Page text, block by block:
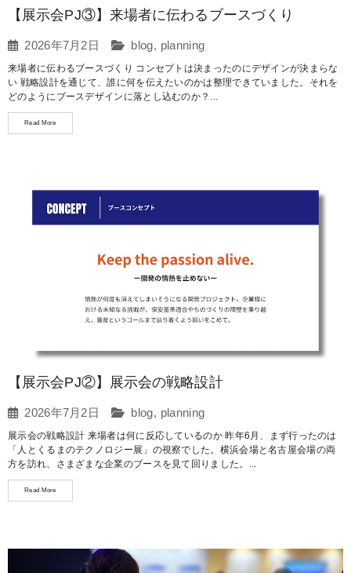
【展示会PJ③】来場者に伝わるブースづくり
2026年7月2日 blog, planning
来場者に伝わるブースづくり コンセプトは決まったのにデザインが決まらな
い 戦略設計を通じて、誰に何を伝えたいのかは整理できていました。それを
どのようにブースデザインに落とし込むのか？...
Read More
【展示会PJ②】展示会の戦略設計
2026年7月2日 blog, planning
展示会の戦略設計 来場者は何に反応しているのか 昨年6月、まず行ったのは
「人とくるまのテクノロジー展」の視察でした。横浜会場と名古屋会場の両
方を訪れ、さまざまな企業のブースを見て回りました。...
Read More